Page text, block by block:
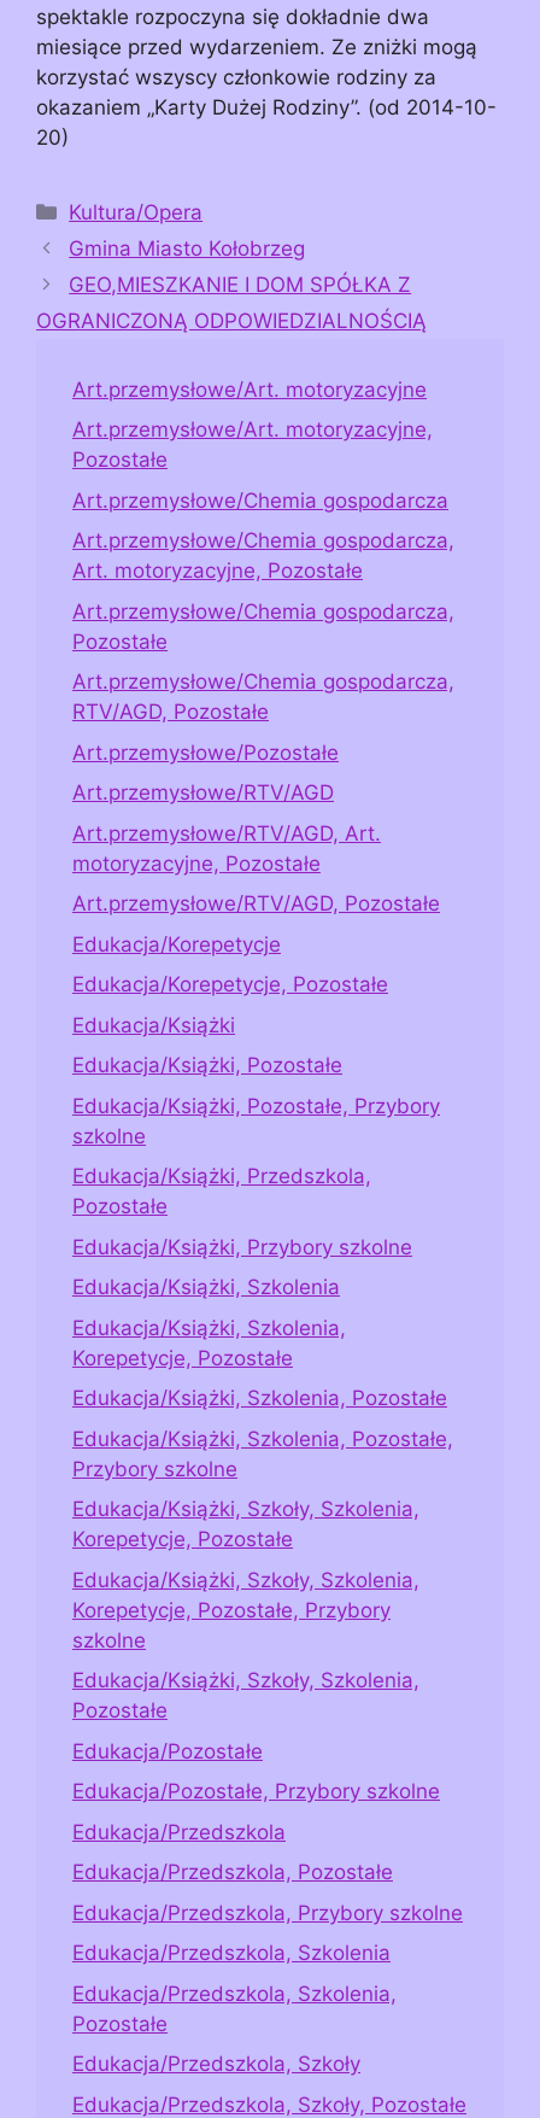
spektakle rozpoczyna się dokładnie dwa
miesiące przed wydarzeniem. Ze zniżki mogą
korzystać wszyscy członkowie rodziny za
okazaniem „Karty Dużej Rodziny”. (od 2014-10-
20)
Kategorie
Kultura/Opera
Gmina Miasto Kołobrzeg
GEO,MIESZKANIE I DOM SPÓŁKA Z
OGRANICZONĄ ODPOWIEDZIALNOŚCIĄ
Art.przemysłowe/Art. motoryzacyjne
Art.przemysłowe/Art. motoryzacyjne,
Pozostałe
Art.przemysłowe/Chemia gospodarcza
Art.przemysłowe/Chemia gospodarcza,
Art. motoryzacyjne, Pozostałe
Art.przemysłowe/Chemia gospodarcza,
Pozostałe
Art.przemysłowe/Chemia gospodarcza,
RTV/AGD, Pozostałe
Art.przemysłowe/Pozostałe
Art.przemysłowe/RTV/AGD
Art.przemysłowe/RTV/AGD, Art.
motoryzacyjne, Pozostałe
Art.przemysłowe/RTV/AGD, Pozostałe
Edukacja/Korepetycje
Edukacja/Korepetycje, Pozostałe
Edukacja/Książki
Edukacja/Książki, Pozostałe
Edukacja/Książki, Pozostałe, Przybory
szkolne
Edukacja/Książki, Przedszkola,
Pozostałe
Edukacja/Książki, Przybory szkolne
Edukacja/Książki, Szkolenia
Edukacja/Książki, Szkolenia,
Korepetycje, Pozostałe
Edukacja/Książki, Szkolenia, Pozostałe
Edukacja/Książki, Szkolenia, Pozostałe,
Przybory szkolne
Edukacja/Książki, Szkoły, Szkolenia,
Korepetycje, Pozostałe
Edukacja/Książki, Szkoły, Szkolenia,
Korepetycje, Pozostałe, Przybory
szkolne
Edukacja/Książki, Szkoły, Szkolenia,
Pozostałe
Edukacja/Pozostałe
Edukacja/Pozostałe, Przybory szkolne
Edukacja/Przedszkola
Edukacja/Przedszkola, Pozostałe
Edukacja/Przedszkola, Przybory szkolne
Edukacja/Przedszkola, Szkolenia
Edukacja/Przedszkola, Szkolenia,
Pozostałe
Edukacja/Przedszkola, Szkoły
Edukacja/Przedszkola, Szkoły, Pozostałe